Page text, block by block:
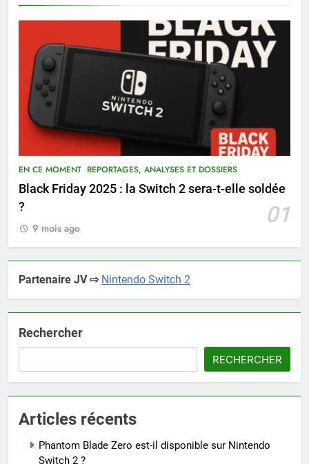
EN CE MOMENT REPORTAGES, ANALYSES ET DOSSIERS
Black Friday 2025 : la Switch 2 sera-t-elle soldée
?
01
9 mois ago
Partenaire JV ⇨ Nintendo Switch 2
Rechercher
RECHERCHER
Articles récents
Phantom Blade Zero est-il disponible sur Nintendo
Switch 2 ?